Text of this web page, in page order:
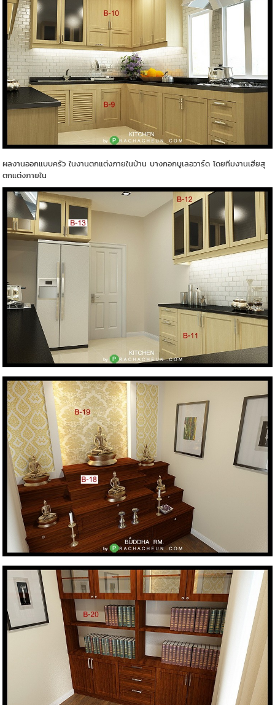
ผลงานออกแบบครัว ในงานตกแต่งภายในบ้าน บางกอกบูเลอวาร์ด โดยทีมงานเฮียสุ
ตกแต่งภายใน